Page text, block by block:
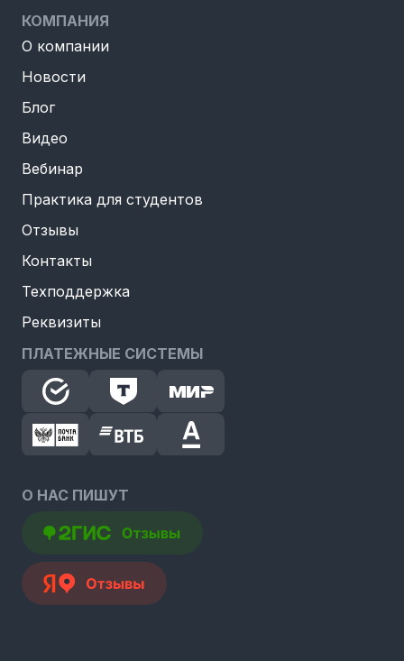
КОМПАНИЯ
О компании
Новости
Блог
Видео
Вебинар
Практика для студентов
Отзывы
Контакты
Техподдержка
Реквизиты
ПЛАТЕЖНЫЕ СИСТЕМЫ
О НАС ПИШУТ